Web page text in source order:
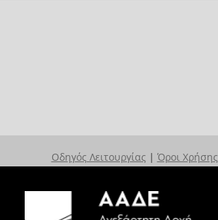
Οδηγός Λειτουργίας | Όροι Χρήσης